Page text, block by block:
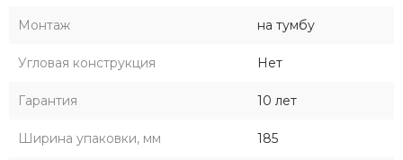
Монтаж на тумбу
Угловая конструкция Нет
Гарантия 10 лет
Ширина упаковки, мм 185